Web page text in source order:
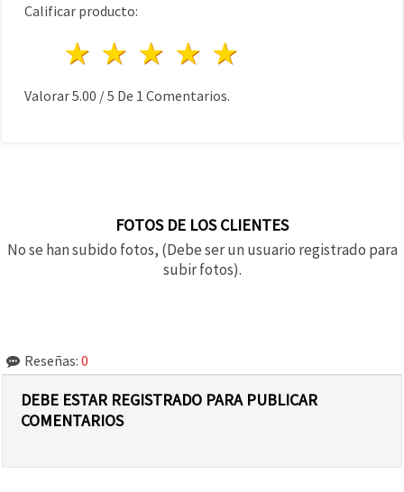
Calificar producto:
4 estrellas
3 estrellas
2 estrellas
1 estrella
Valorar5.00 /5 De 1 Comentarios.
FOTOS DE LOS CLIENTES
No se han subido fotos, (Debe ser un usuario registrado para
subir fotos).
Reseñas: 0
DEBE ESTAR REGISTRADO PARA PUBLICAR
COMENTARIOS